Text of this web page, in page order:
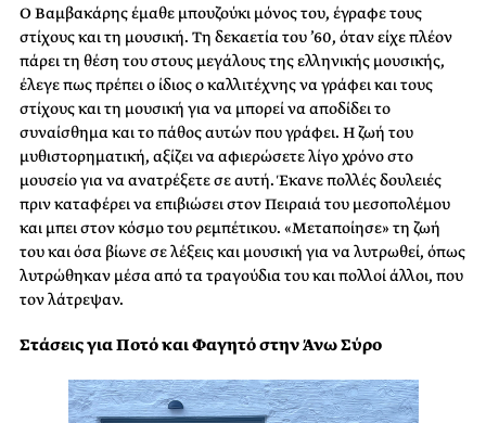
Ο Βαμβακάρης έμαθε μπουζούκι μόνος του, έγραφε τους
στίχους και τη μουσική. Τη δεκαετία του ’60, όταν είχε πλέον
πάρει τη θέση του στους μεγάλους της ελληνικής μουσικής,
έλεγε πως πρέπει ο ίδιος ο καλλιτέχνης να γράφει και τους
στίχους και τη μουσική για να μπορεί να αποδίδει το
συναίσθημα και το πάθος αυτών που γράφει. Η ζωή του
μυθιστορηματική, αξίζει να αφιερώσετε λίγο χρόνο στο
μουσείο για να ανατρέξετε σε αυτή. Έκανε πολλές δουλειές
πριν καταφέρει να επιβιώσει στον Πειραιά του μεσοπολέμου
και μπει στον κόσμο του ρεμπέτικου. «Μεταποίησε» τη ζωή
του και όσα βίωνε σε λέξεις και μουσική για να λυτρωθεί, όπως
λυτρώθηκαν μέσα από τα τραγούδια του και πολλοί άλλοι, που
τον λάτρεψαν.
Στάσεις για Ποτό και Φαγητό στην Άνω Σύρο